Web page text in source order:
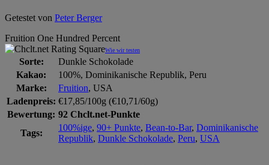
Getestet von Peter Berger
Fruition One Hundred Percent
Wie wir testen
Sorte:
Dunkle Schokolade
Kakao:
100%, Dominikanische Republik, Peru
Marke:
Fruition, USA
Ladenpreis: €17,85/100g (€10,71/60g)
Bewertung: 92 Chclt.net-Punkte
Tags:
100%ige, 90+ Punkte, Bean-to-Bar, Dominikanische
Republik, Dunkle Schokolade, Peru, USA